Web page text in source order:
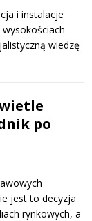
i instalacje
wiedzę
po
jest to decyzja
rynkowych, a